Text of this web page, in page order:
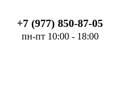
+7 (977) 850-87-05
пн-пт 10:00 - 18:00